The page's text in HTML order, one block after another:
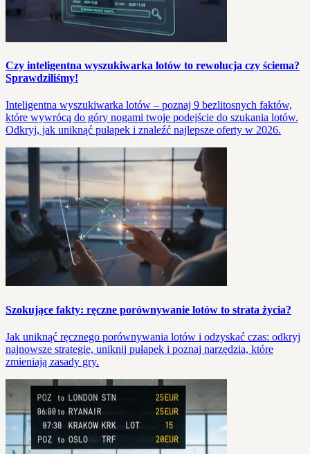
Czy inteligentna wyszukiwarka lotów to rewolucja czy ściema?
Sprawdziliśmy!
Inteligentna wyszukiwarka lotów – poznaj 9 bezlitosnych faktów,
które wywrócą do góry nogami twoje podejście do szukania lotów.
Odkryj, jak uniknąć pułapek i znaleźć najlepsze oferty w 2026.
Szokujące fakty: ręczne porównywanie lotów to strata życia?
Jak uniknąć ręcznego porównywania lotów i odzyskać czas: odkryj
najnowsze strategie, uniknij pułapek i poznaj narzędzia, które
zmieniają zasady gry.